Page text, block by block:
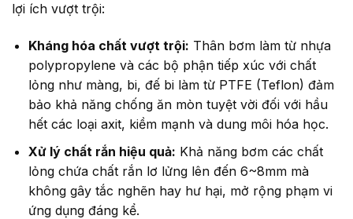
lợi ích vượt trội:
Kháng hóa chất vượt trội: Thân bơm làm từ nhựa
polypropylene và các bộ phận tiếp xúc với chất
lỏng như màng, bi, đế bi làm từ PTFE (Teflon) đảm
bảo khả năng chống ăn mòn tuyệt vời đối với hầu
hết các loại axit, kiềm mạnh và dung môi hóa học.
Xử lý chất rắn hiệu quả: Khả năng bơm các chất
lỏng chứa chất rắn lơ lửng lên đến 6~8mm mà
không gây tắc nghẽn hay hư hại, mở rộng phạm vi
ứng dụng đáng kể.